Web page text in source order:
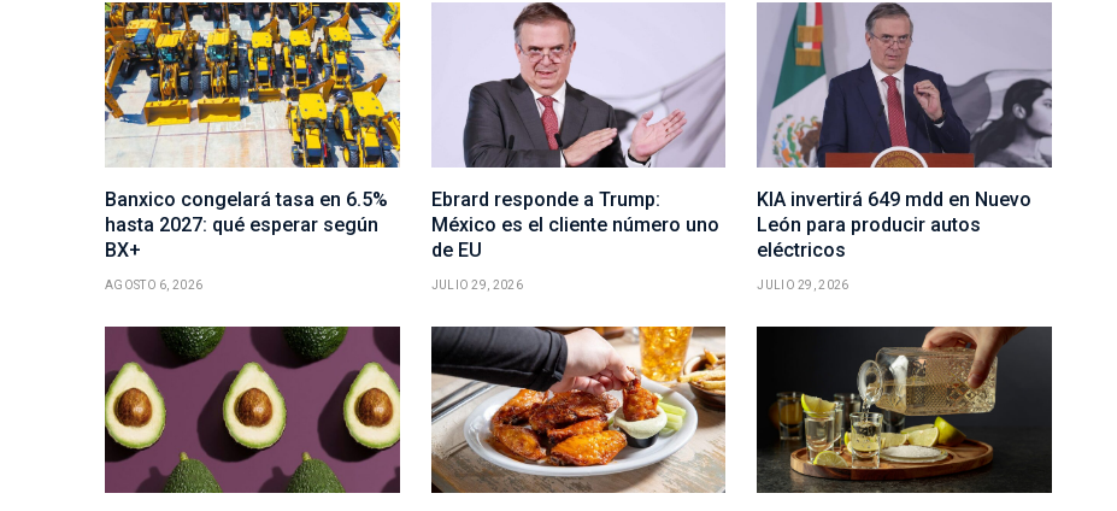
Banxico congelará tasa en 6.5%
hasta 2027: qué esperar según
BX+
AGOSTO 6, 2026
Ebrard responde a Trump:
México es el cliente número uno
de EU
JULIO 29, 2026
KIA invertirá 649 mdd en Nuevo
León para producir autos
eléctricos
JULIO 29, 2026